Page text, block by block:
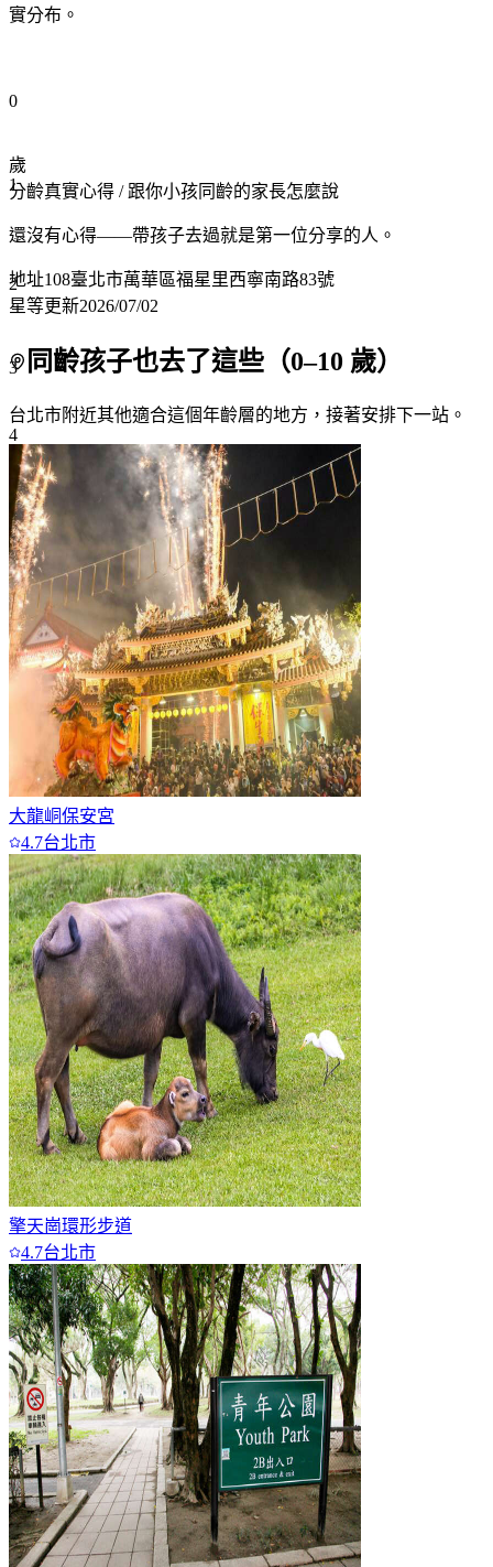
實分布。
0
1
2
3
4
5
6
7+
歲
分齡真實心得 / 跟你小孩同齡的家長怎麼說
還沒有心得——帶孩子去過就是第一位分享的人。
地址108臺北市萬華區福星里西寧南路83號
星等更新2026/07/02
同齡孩子也去了這些（0–10 歲）
台北市附近其他適合這個年齡層的地方，接著安排下一站。
大龍峒保安宮
4.7台北市
擎天崗環形步道
4.7台北市